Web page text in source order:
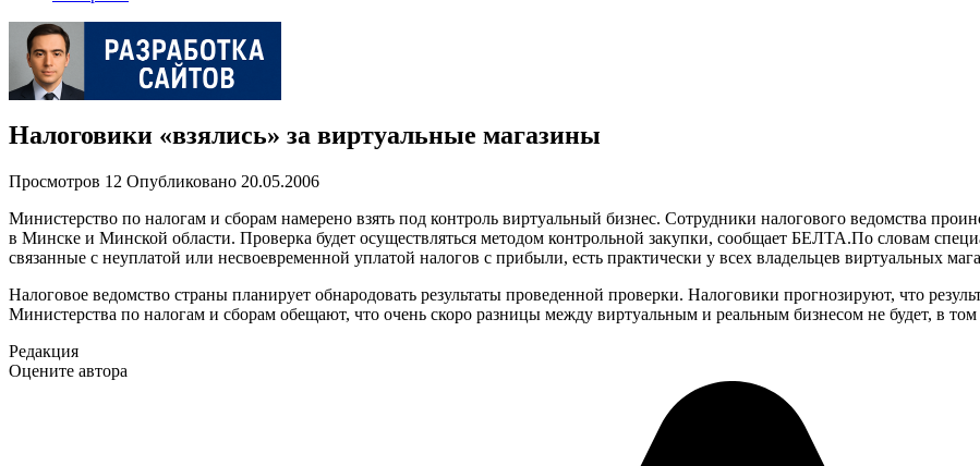
Налоговики «взялись» за виртуальные магазины
Просмотров 12 Опубликовано 20.05.2006
Министерство по налогам и сборам намерено взять под контроль виртуальный бизнес. Сотрудники налогового ведомства
в Минске и Минской области. Проверка будет осуществляться методом контрольной закупки, сообщает БЕЛТА.По словам
связанные с неуплатой или несвоевременной уплатой налогов с прибыли, есть практически у всех владельцев виртуальных
Налоговое ведомство страны планирует обнародовать результаты проведенной проверки. Налоговики прогнозируют, что
Министерства по налогам и сборам обещают, что очень скоро разницы между виртуальным и реальным бизнесом не будет, в том
Редакция
Оцените автора